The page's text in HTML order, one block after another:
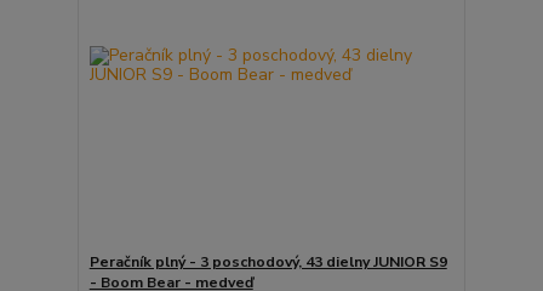
Peračník plný - 3 poschodový, 43 dielny JUNIOR S9
- Boom Bear - medveď